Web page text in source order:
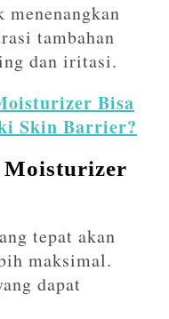
tambahan
dan iritasi.
Bisa
Skin Barrier?
Moisturizer
tepat akan
maksimal.
dapat